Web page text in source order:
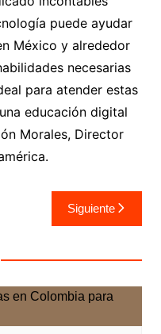
puede ayudar
México y alrededor
necesarias
para atender estas
educación digital
Morales, Director
Siguiente